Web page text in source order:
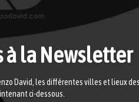
à la Newsletter
David, les différentes villes et lieux
ci-dessous.